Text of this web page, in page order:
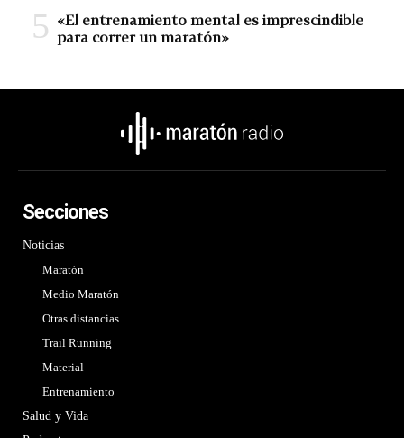
«El entrenamiento mental es imprescindible
para correr un maratón»
Secciones
Noticias
Maratón
Medio Maratón
Otras distancias
Trail Running
Material
Entrenamiento
Salud y Vida